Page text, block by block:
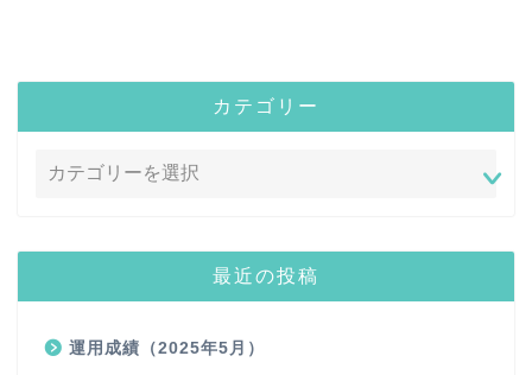
カテゴリー
最近の投稿
運用成績（2025年5月）